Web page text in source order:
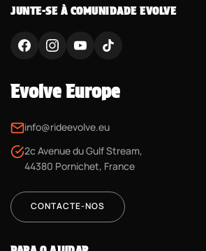
JUNTE-SE À COMUNIDADE EVOLVE
Evolve Europe
info@rideevolve.eu
2c Avenue du Gulf Stream,
44380 Pornichet, France
CONTACTE-NOS